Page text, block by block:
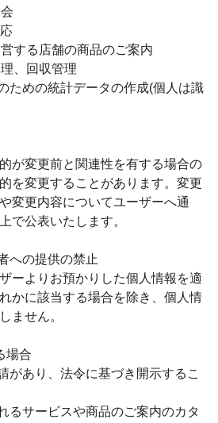
する店舗の商品のご案内
、回収管理
ための統計データの作成(個人は識
が変更前と関連性を有する場合の
を変更することがあります。変更
変更内容についてユーザーへ通
で公表いたします。
への提供の禁止
ーよりお預かりした個人情報を適
かに該当する場合を除き、個人情
ません。
場合
があり、法令に基づき開示するこ
るサービスや商品のご案内のカタ